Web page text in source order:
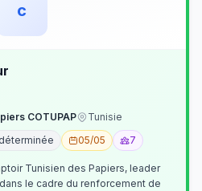
c
COTUPAP
Tunisie
05/05 7
Tunisien des Papiers, leader
le cadre du renforcement de